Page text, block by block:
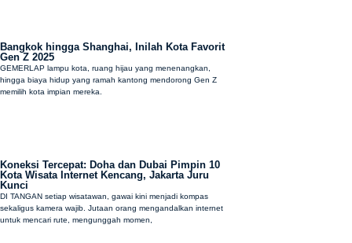
Bangkok hingga Shanghai, Inilah Kota Favorit
Gen Z 2025
GEMERLAP lampu kota, ruang hijau yang menenangkan,
hingga biaya hidup yang ramah kantong mendorong Gen Z
memilih kota impian mereka.
Koneksi Tercepat: Doha dan Dubai Pimpin 10
Kota Wisata Internet Kencang, Jakarta Juru
Kunci
DI TANGAN setiap wisatawan, gawai kini menjadi kompas
sekaligus kamera wajib. Jutaan orang mengandalkan internet
untuk mencari rute, mengunggah momen,